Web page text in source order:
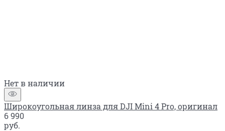
Нет в наличии
Широкоугольная линза для DJI Mini 4 Pro, оригинал
6 990
руб.